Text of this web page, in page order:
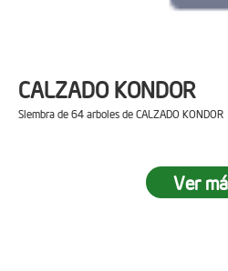
CALZADO KONDOR
Siembra de 64 arboles de CALZADO
Ver